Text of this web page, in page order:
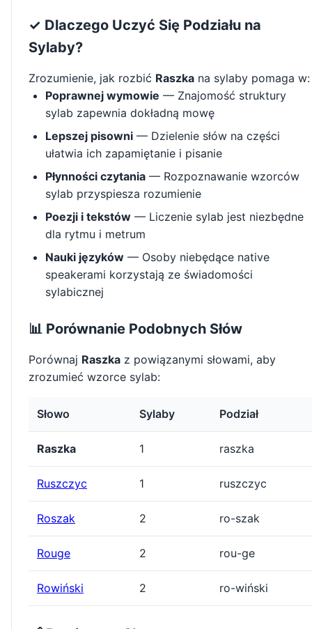
✓ Dlaczego Uczyć Się Podziału na
Sylaby?
Zrozumienie, jak rozbić Raszka na sylaby pomaga w:
Poprawnej wymowie — Znajomość struktury
sylab zapewnia dokładną mowę
Lepszej pisowni — Dzielenie słów na części
ułatwia ich zapamiętanie i pisanie
Płynności czytania — Rozpoznawanie wzorców
sylab przyspiesza rozumienie
Poezji i tekstów — Liczenie sylab jest niezbędne
dla rytmu i metrum
Nauki języków — Osoby niebędące native
speakerami korzystają ze świadomości
sylabicznej
📊 Porównanie Podobnych Słów
Porównaj Raszka z powiązanymi słowami, aby
zrozumieć wzorce sylab:
Słowo Sylaby Podział
Raszka 1 raszka
Ruszczyc 1 ruszczyc
Roszak 2 ro-szak
Rouge 2 rou-ge
Rowiński 2 ro-wiński